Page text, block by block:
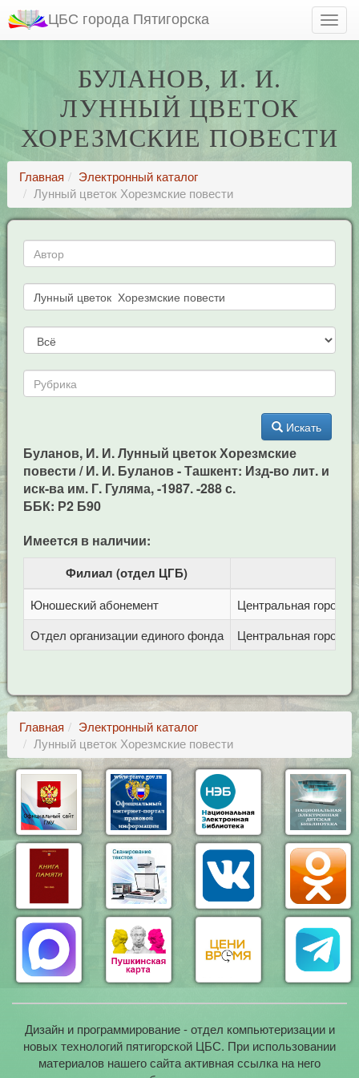
ЦБС города Пятигорска
БУЛАНОВ, И. И.
ЛУННЫЙ ЦВЕТОК
ХОРЕЗМСКИЕ ПОВЕСТИ
Главная
Электронный каталог
Лунный цветок Хорезмские повести
Искать
Буланов, И. И. Лунный цветок Хорезмские
повести / И. И. Буланов - Ташкент: Изд-во лит. и
иск-ва им. Г. Гуляма, -1987. -288 с.
ББК: Р2 Б90
Имеется в наличии:
Филиал (отдел ЦГБ)
Юношеский абонемент
Центральная
Отдел организации единого фонда
Центральная
Главная
Электронный каталог
Лунный цветок Хорезмские повести
Дизайн и программирование - отдел компьютеризации и
новых технологий пятигорской ЦБС. При использовании
материалов нашего сайта активная ссылка на него